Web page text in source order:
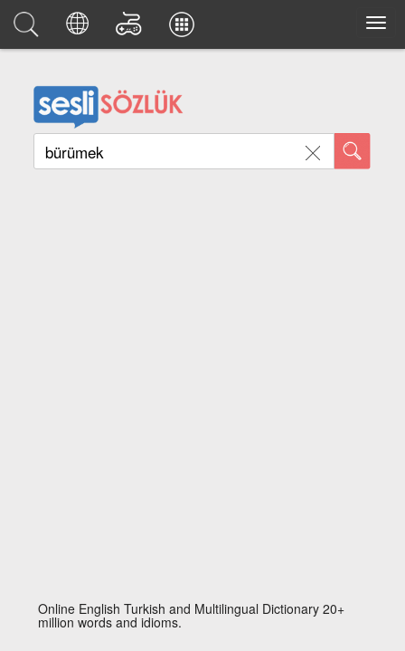
Online English Turkish and Multilingual Dictionary 20+
million words and idioms.